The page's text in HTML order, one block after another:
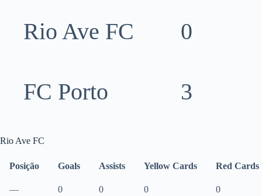
Rio Ave FC 0
FC Porto 3
Rio Ave FC
Posição Goals Assists Yellow Cards Red Cards
— 0 0 0 0